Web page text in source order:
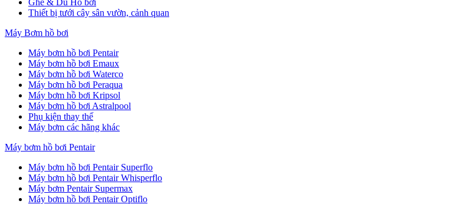
Ghế & Dù Hồ bơi
Thiết bị tưới cây sân vườn, cảnh quan
Máy Bơm hồ bơi
Máy bơm hồ bơi Pentair
Máy bơm hồ bơi Emaux
Máy bơm hồ bơi Waterco
Máy bơm hồ bơi Peraqua
Máy bơm hồ bơi Kripsol
Máy bơm hồ bơi Astralpool
Phụ kiện thay thế
Máy bơm các hãng khác
Máy bơm hồ bơi Pentair
Máy bơm hồ bơi Pentair Superflo
Máy bơm hồ bơi Pentair Whisperflo
Máy bơm Pentair Supermax
Máy bơm hồ bơi Pentair Optiflo